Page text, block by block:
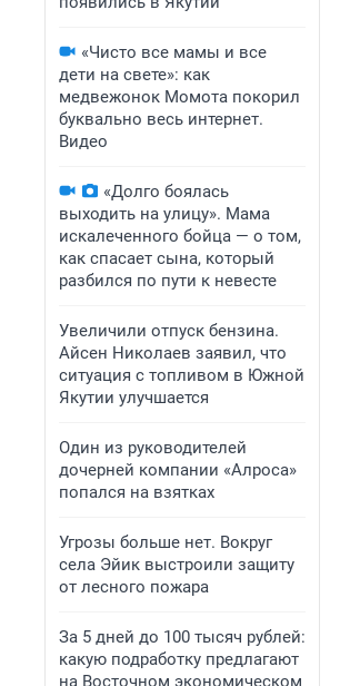
«Чисто все мамы и все
дети на свете»: как
медвежонок Момота покорил
буквально весь интернет.
Видео
«Долго боялась
выходить на улицу». Мама
искалеченного бойца — о том,
как спасает сына, который
разбился по пути к невесте
Увеличили отпуск бензина.
Айсен Николаев заявил, что
ситуация с топливом в Южной
Якутии улучшается
Один из руководителей
дочерней компании «Алроса»
попался на взятках
Угрозы больше нет. Вокруг
села Эйик выстроили защиту
от лесного пожара
За 5 дней до 100 тысяч рублей:
какую подработку предлагают
на Восточном экономическом